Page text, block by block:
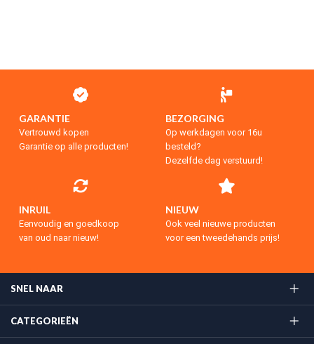
GARANTIE
Vertrouwd kopen
Garantie op alle producten!
BEZORGING
Op werkdagen voor 16u
besteld?
Dezelfde dag verstuurd!
INRUIL
Eenvoudig en goedkoop
van oud naar nieuw!
NIEUW
Ook veel nieuwe producten
voor een tweedehands prijs!
SNEL NAAR
CATEGORIEËN